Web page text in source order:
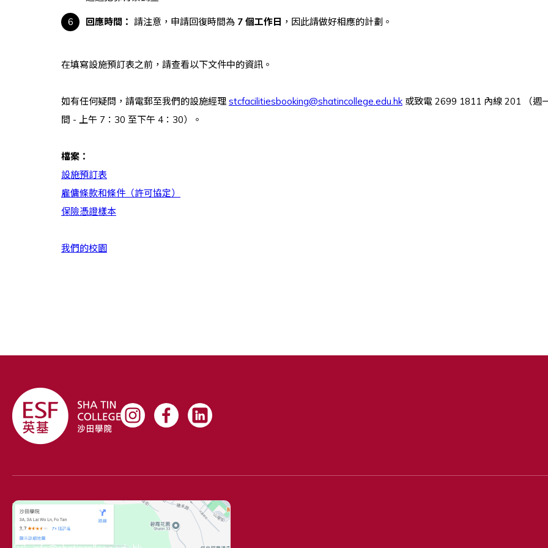
回應時間： 請注意，申請回復時間為 7 個工作日 ，因此請做好相應的計劃。
在填寫設施預訂表之前，請查看以下文件中的資訊。
如有任何疑問，請電郵至我們的設施經理 stcfacilitiesbooking@shatincollege.edu.hk 或致電 2699 1811 內線 201 （週
間 - 上午 7：30 至下午 4：30）。
檔案：
設施預訂表
雇傭條款和條件（許可協定）
保險憑證樣本
我們的校園
聯絡資料
(+852) 2699 1811